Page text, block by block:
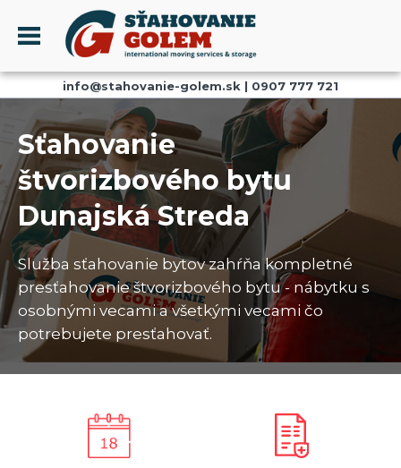
Menu
PROFIL
SŤAHOVANIE - SŤAHOVACIE SLUŽBY
DOPRAVA - DOPRAVNÉ SLUŽBY
AKCIE A ZĽAVY
SKLADOVANIE
REFERENCIE
CENNÍK
KONTAKT
info@stahovanie-golem.sk | 0907 777 721
Sťahovanie
štvorizbového bytu
Dunajská Streda
Služba sťahovanie bytov zahŕňa kompletné
presťahovanie štvorizbového bytu - nábytku s
osobnými vecami a všetkými vecami čo
potrebujete presťahovať.